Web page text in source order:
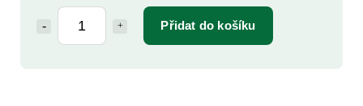
Přidat do košíku